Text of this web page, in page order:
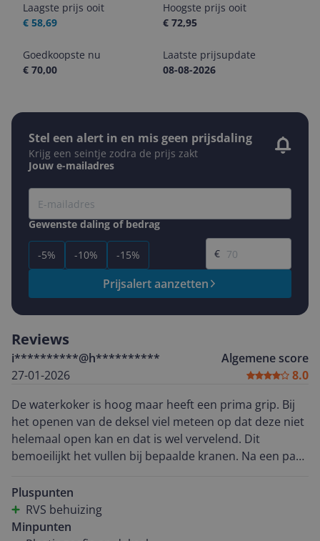
Laagste prijs ooit
€ 58,69
Hoogste prijs ooit
€ 72,95
Goedkoopste nu
€ 70,00
Laatste prijsupdate
08-08-2026
Stel een alert in en mis geen prijsdaling
Krijg een seintje zodra de prijs zakt
Jouw e-mailadres
Gewenste daling of bedrag
-5% -10% -15%
Gewenste prijs
€
Prijsalert aanzetten
Reviews
i**********@h**********
27-01-2026
Algemene score
8.0
De waterkoker is hoog maar heeft een prima grip. Bij
het openen van de deksel viel meteen op dat deze niet
helemaal open kan en dat is wel vervelend. Dit
bemoeilijkt het vullen bij bepaalde kranen. Na een paar
van de temperatuur hoor je bescheiden piepjes en ook
wanneer hij de juiste temperatuur heeft behaald. Je
kan niet voor 60 gr. kiezen, je gaat van 40 naar 70
Pluspunten
RVS behuizing
Minpunten